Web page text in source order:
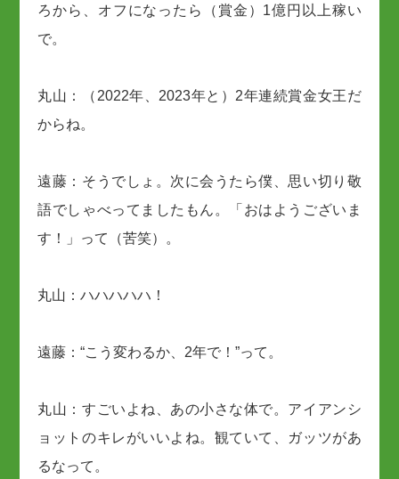
ろから、オフになったら（賞金）1億円以上稼い
で。
丸山：（2022年、2023年と）2年連続賞金女王だ
からね。
遠藤：そうでしょ。次に会うたら僕、思い切り敬
語でしゃべってましたもん。「おはようございま
す！」って（苦笑）。
丸山：ハハハハハ！
遠藤：“こう変わるか、2年で！”って。
丸山：すごいよね、あの小さな体で。アイアンシ
ョットのキレがいいよね。観ていて、ガッツがあ
るなって。